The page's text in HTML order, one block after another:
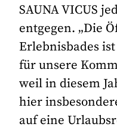
SAUNA VICUS
entgegen. „Die
Erlebnisbades
für unsere
weil in diesem
hier
auf eine